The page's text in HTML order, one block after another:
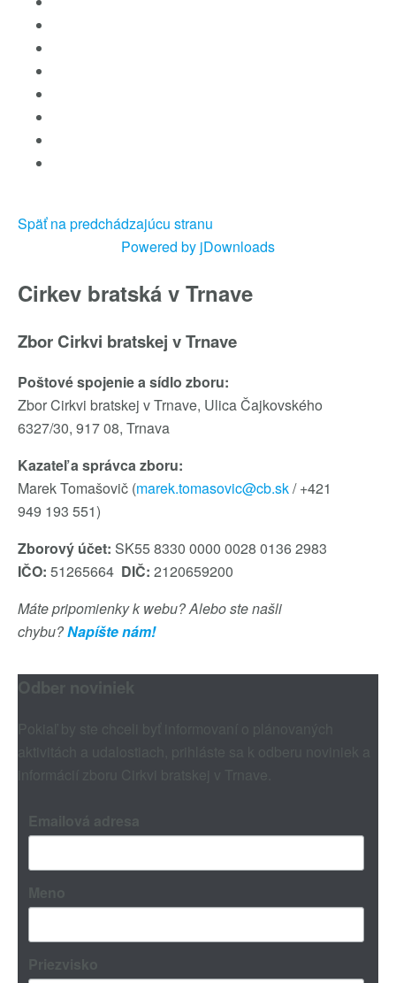
Späť na predchádzajúcu stranu
Powered by jDownloads
Cirkev bratská v Trnave
Zbor Cirkvi bratskej v Trnave
Poštové spojenie a sídlo zboru:
Zbor Cirkvi bratskej v Trnave, Ulica Čajkovského
6327/30, 917 08, Trnava
Kazateľ a správca zboru:
Marek Tomašovič (marek.tomasovic@cb.sk/ +421
949 193 551)
Zborový účet: SK55 8330 0000 0028 0136 2983
IČO: 51265664 DIČ: 2120659200
Máte pripomienky k webu? Alebo ste našli
chybu?Napíšte nám!